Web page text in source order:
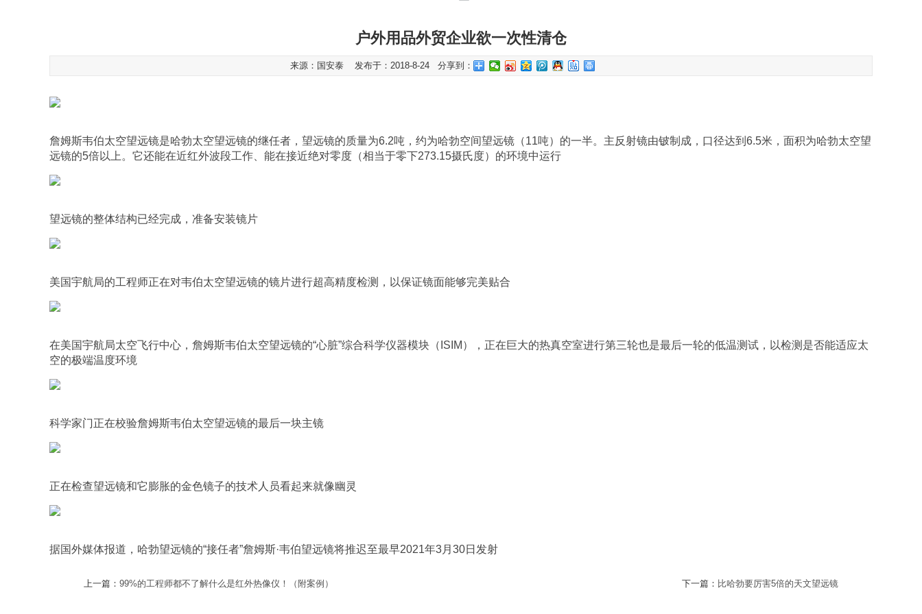
户外用品外贸企业欲一次性清仓
来源：国安泰 发布于：2018-8-24 分享到：
詹姆斯韦伯太空望远镜是哈勃太空望远镜的继任者，望远镜的质量为6.2吨，约为哈勃空间望远镜（11吨）的一半。主反射镜由铍制成，口径达到6.5米，面积为哈勃太空望
远镜的5倍以上。它还能在近红外波段工作、能在接近绝对零度（相当于零下273.15摄氏度）的环境中运行
望远镜的整体结构已经完成，准备安装镜片
美国宇航局的工程师正在对韦伯太空望远镜的镜片进行超高精度检测，以保证镜面能够完美贴合
在美国宇航局太空飞行中心，詹姆斯韦伯太空望远镜的“心脏”综合科学仪器模块（ISIM），正在巨大的热真空室进行第三轮也是最后一轮的低温测试，以检测是否能适应太
空的极端温度环境
科学家门正在校验詹姆斯韦伯太空望远镜的最后一块主镜
正在检查望远镜和它膨胀的金色镜子的技术人员看起来就像幽灵
据国外媒体报道，哈勃望远镜的“接任者”詹姆斯·韦伯望远镜将推迟至最早2021年3月30日发射
上一篇： 99%的工程师都不了解什么是红外热像仪！（附案例） 下一篇： 比哈勃要厉害5倍的天文望远镜